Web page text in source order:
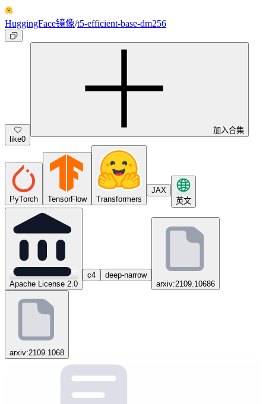
HuggingFace镜像/t5-efficient-base-dm256
like0
加入合集
PyTorch TensorFlow Transformers
JAX
英文
Apache License 2.0
c4
deep-narrow
arxiv:2109.10686
arxiv:2109.1068